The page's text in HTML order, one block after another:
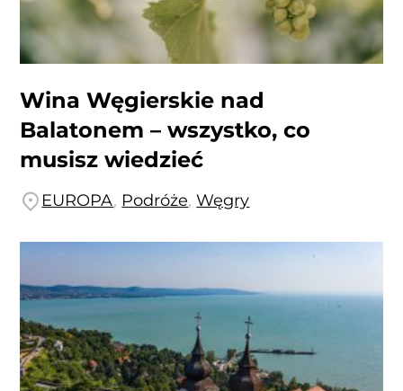
Wina Węgierskie nad
Balatonem – wszystko, co
musisz wiedzieć
EUROPA, Podróże,Węgry